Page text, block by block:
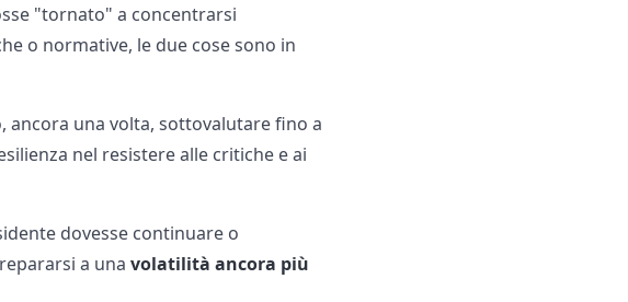
"tornato" a concentrarsi
o normative, le due cose sono in
ancora una volta, sottovalutare fino a
nel resistere alle critiche e ai
dovesse continuare o
a unavolatilità ancora più